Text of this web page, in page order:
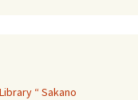
“ Sakano